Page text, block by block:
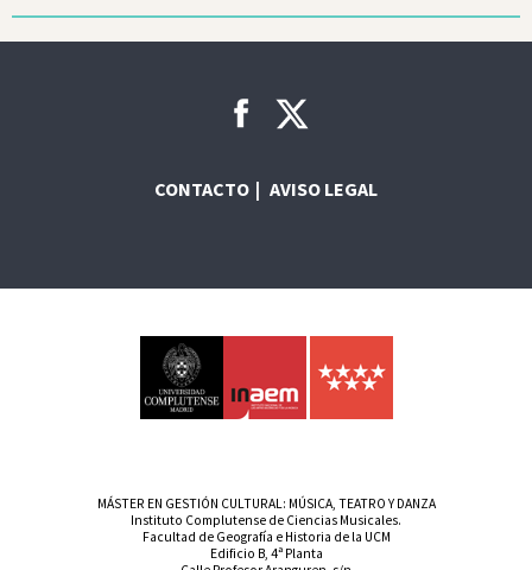
CONTACTO AVISO LEGAL
MÁSTER EN GESTIÓN CULTURAL: MÚSICA, TEATRO Y DANZA
Instituto Complutense de Ciencias Musicales.
Facultad de Geografía e Historia de la UCM
Edificio B, 4ª Planta